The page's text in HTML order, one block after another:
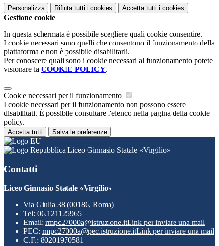
Personalizza Rifiuta tutti i cookies Accetta tutti i cookies
Gestione cookie
In questa schermata è possibile scegliere quali cookie consentire.
I cookie necessari sono quelli che consentono il funzionamento della
piattaforma e non è possibile disabilitarli.
Per conoscere quali sono i cookie necessari al funzionamento potete
visionare la COOKIE POLICY.
Cookie necessari per il funzionamento
I cookie necessari per il funzionamento non possono essere
disabilitati. È possibile consultare l'elenco nella pagina della cookie
policy.
Accetta tutti Salva le preferenze
Liceo Ginnasio Statale «Virgilio»
Contatti
Liceo Ginnasio Statale «Virgilio»
Via Giulia 38 (00186, Roma)
Tel: 06.121125965
Email: rmpc27000a@istruzione.itLink per inviare una mail
PEC: rmpc27000a@pec.istruzione.itLink per inviare una mail
C.F.: 80201970581